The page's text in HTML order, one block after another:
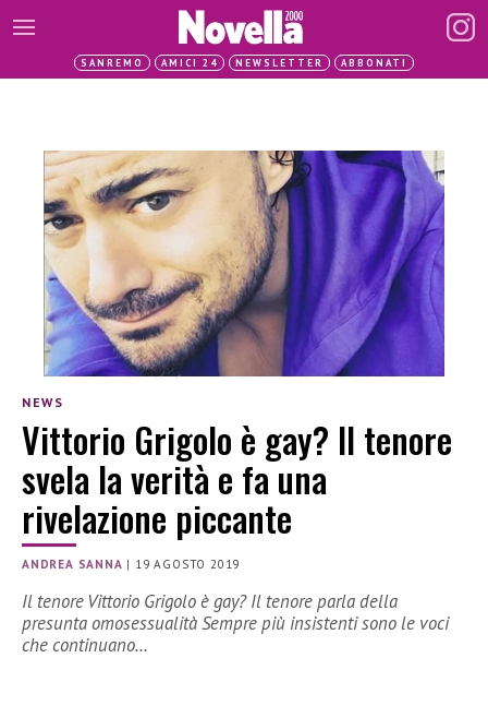
SANREMO AMICI 24 NEWSLETTER ABBONATI
NEWS
Vittorio Grigolo è gay? Il tenore
svela la verità e fa una
rivelazione piccante
ANDREA SANNA | 19 AGOSTO 2019
Il tenore Vittorio Grigolo è gay? Il tenore parla della
presunta omosessualità Sempre più insistenti sono le voci
che continuano…